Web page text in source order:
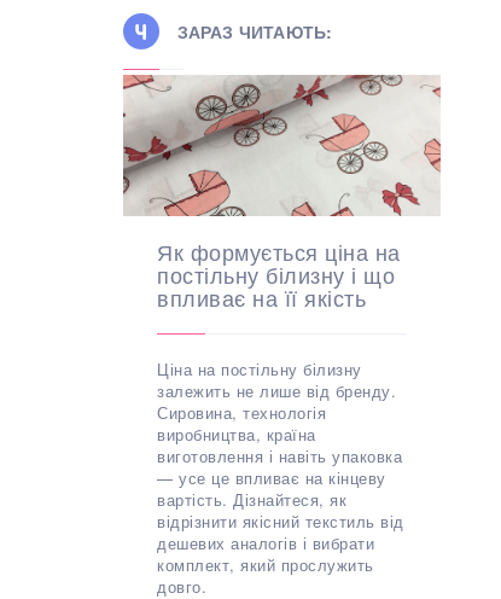
ЗАРАЗ ЧИТАЮТЬ:
Як формується ціна на
постільну білизну і що
впливає на її якість
Ціна на постільну білизну
залежить не лише від бренду.
Сировина, технологія
виробництва, країна
виготовлення і навіть упаковка
— усе це впливає на кінцеву
вартість. Дізнайтеся, як
відрізнити якісний текстиль від
дешевих аналогів і вибрати
комплект, який прослужить
довго.